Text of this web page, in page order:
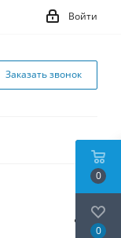
Войти
Заказать звонок
0
0